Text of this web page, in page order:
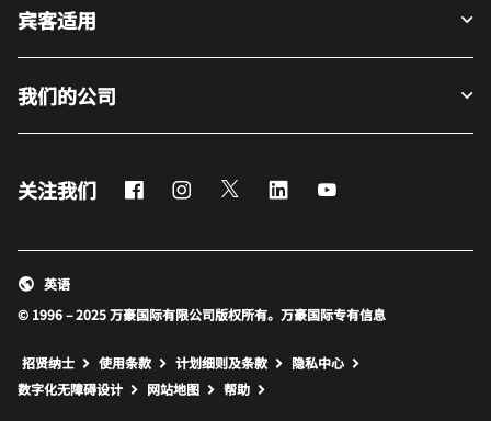
宾客适用
我们的公司
关注我们 FacebookInstagram
Twitter LinkedIn
© 1996 – 2025 万豪国际有限公司版权所有。万豪国际专有信息
英语
招贤纳士 使用条款 计划细则及条款
隐私中心
数字化无障碍设计
网站地图 打开新窗口
帮助